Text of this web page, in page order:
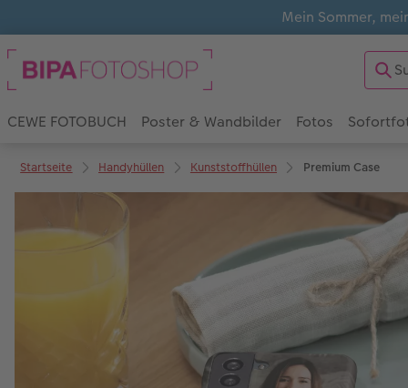
Mein Sommer,
CEWE FOTOBUCH Poster & Wandbilder Fotos
Startseite Handyhüllen Kunststoffhüllen Premium Case